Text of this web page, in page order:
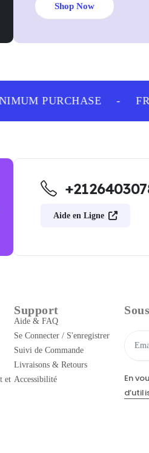
Shop Now
PURCHASE -
Aide en Ligne
et
Support
Aide & FAQ
Se Connecter / S'enregistrer
Suivi de Commande
Livraisons & Retours
Accessibilité
En